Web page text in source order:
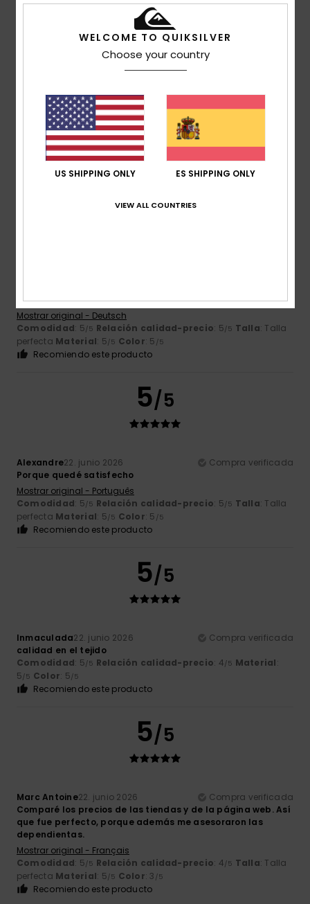
Recomiendo este producto
5/5
Dimitrios30. junio 2026
Compra verificada
Buena calidad
Mostrar original - Dutch
Comodidad: 5/5 Relación calidad-precio
Recomiendo este producto
¡Justo lo que me gusta!
Mostrar original - Deutsch
Comodidad: 5/5 Relación calidad-precio: 5/5 Talla: Talla
perfecta Material: 5/5 Color: 5 /5
Recomiendo este producto
5/5
Alexandre22. junio 2026
Compra verificada
Porque quedé satisfecho
Mostrar original - Português
Comodidad: 5/5 Relación calidad-precio: 5/5 Talla: Talla
perfecta Material: 5/5 Color: 5 /5
Recomiendo este producto
5/5
Inmaculada22. junio 2026
Compra verificada
calidad en el tejido
Comodidad: 5/5 Relación calidad-precio: 4/5 Material:
5/5 Color: 5/5
Recomiendo este producto
5/5
Marc Antoine22. junio 2026
Compra verificada
Comparé los precios de las tiendas y de la página web. Así
que fue perfecto, porque además me asesoraron las
dependientas.
Mostrar original - Français
Comodidad: 5/5 Relación calidad-precio: 4/5 Talla: Talla
perfecta Material: 5/5 Color: 3 /5
Recomiendo este producto
WELCOME TO QUIKSILVER
Choose your country
US SHIPPING ONLY ES SHIPPING ONLY
VIEW ALL COUNTRIES